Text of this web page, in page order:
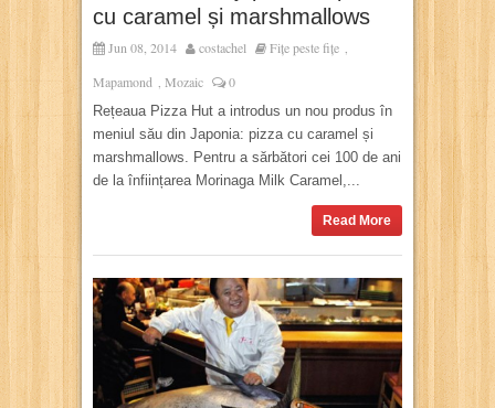
cu caramel și marshmallows
Jun 08, 2014 costachel Fițe peste fițe ,
Mapamond , Mozaic 0
Rețeaua Pizza Hut a introdus un nou produs în
meniul său din Japonia: pizza cu caramel și
marshmallows. Pentru a sărbători cei 100 de ani
de la înființarea Morinaga Milk Caramel,...
Read More